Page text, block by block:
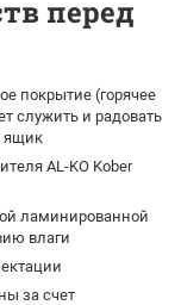
перед
покрытие (горячее
служить и радовать
ящик
AL-KO Kober
ламинированной
влаги
за счет